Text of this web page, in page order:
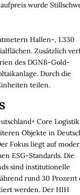
wurde
Hallen-, 1.330
Zusätzlich
des DGNB-Gold-
Durch die
teilen.
Core Logistik
Objekte in
Fokus liegt auf
ESG-Standards. Die
sind institutionelle
rund 30 Prozent
werden. Der HIH